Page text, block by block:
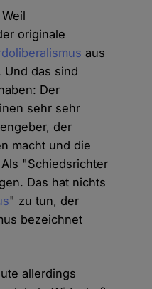
originale
aus
das sind
Der
sehr sehr
der
macht und die
"Schiedsrichter
Das hat nichts
" zu tun, der
bezeichnet
allerdings